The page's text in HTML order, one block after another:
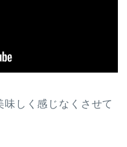
しく感じなくさせて